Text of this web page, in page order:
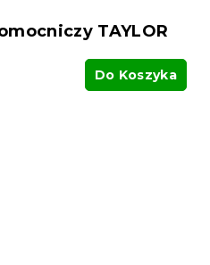
TAYLOR
Do Koszyka